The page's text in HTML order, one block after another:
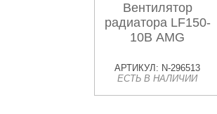
Вентилятор
радиатора LF150-
10В AMG
АРТИКУЛ: N-296513
ЕСТЬ В НАЛИЧИИ